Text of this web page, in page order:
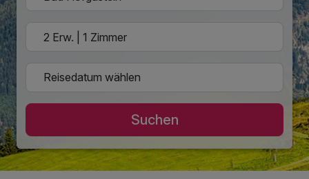
Suchen